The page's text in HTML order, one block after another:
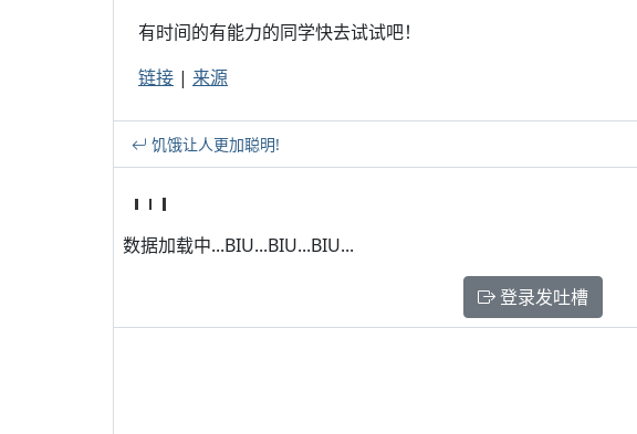
有时间的有能力的同学快去试试吧！
链接 | 来源
饥饿让人更加聪明!
数据加载中...BIU...BIU...BIU...
登录发吐槽